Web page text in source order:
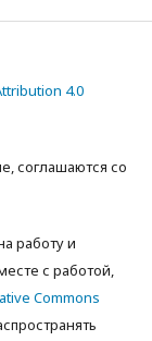
4.0
соглашаются со
работу и
с работой,
Commons